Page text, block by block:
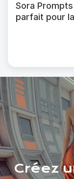
Sora
parfait pour
Créez